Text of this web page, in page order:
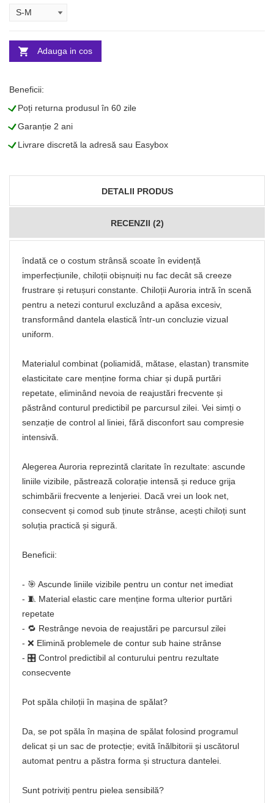
Adauga in cos
Beneficii:
LPoți returna produsul în 60 zile
LGaranție 2 ani
LLivrare discretă la adresă sau Easybox
DETALII PRODUS
RECENZII (2)
îndată ce o costum strânsă scoate în evidență
imperfecțiunile, chiloții obișnuiți nu fac decât să creeze
frustrare și retușuri constante. Chiloții Auroria intră în scenă
pentru a netezi conturul excluzând a apăsa excesiv,
transformând dantela elastică într-un concluzie vizual
uniform.
Materialul combinat (poliamidă, mătase, elastan) transmite
elasticitate care menține forma chiar și după purtări
repetate, eliminând nevoia de reajustări frecvente și
păstrând conturul predictibil pe parcursul zilei. Vei simți o
senzație de control al liniei, fără disconfort sau compresie
intensivă.
Alegerea Auroria reprezintă claritate în rezultate: ascunde
liniile vizibile, păstrează colorație intensă și reduce grija
schimbării frecvente a lenjeriei. Dacă vrei un look net,
consecvent și comod sub ținute strânse, acești chiloți sunt
soluția practică și sigură.
Beneficii:
- 🎯 Ascunde liniile vizibile pentru un contur net imediat
- 🧵 Material elastic care menține forma ulterior purtări
repetate
- 🔁 Restrânge nevoia de reajustări pe parcursul zilei
- ❌ Elimină problemele de contur sub haine strânse
- 🎛️ Control predictibil al conturului pentru rezultate
consecvente
Pot spăla chiloții în mașina de spălat?
Da, se pot spăla în mașina de spălat folosind programul
delicat și un sac de protecție; evită înălbitorii și uscătorul
automat pentru a păstra forma și structura dantelei.
Sunt potriviți pentru pielea sensibilă?